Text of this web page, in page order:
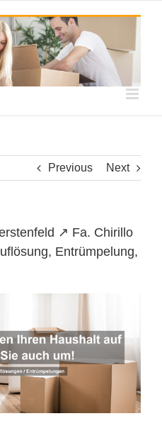
Previous Next
↗️ Fa. Chirillo
Entrümpelung,